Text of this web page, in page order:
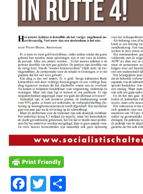
Facebook
Twitter
Delen